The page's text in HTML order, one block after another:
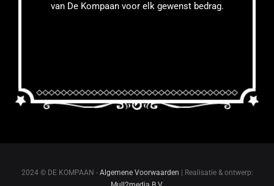
van De Kompaan voor elk gewenst bedrag.
2024 © DE KOMPAAN - Algemene Voorwaarden | Realisatie & ontwerp: